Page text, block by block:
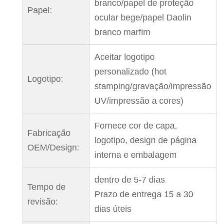
Papel:
branco/papel de proteção
ocular bege/papel Daolin
branco marfim
Logotipo:
Aceitar logotipo
personalizado (hot
stamping/gravação/impressão
UV/impressão a cores)
Fabricação
OEM/Design:
Fornece cor de capa,
logotipo, design de página
interna e embalagem
Tempo de
revisão:
dentro de 5-7 dias
Prazo de entrega 15 a 30
dias úteis